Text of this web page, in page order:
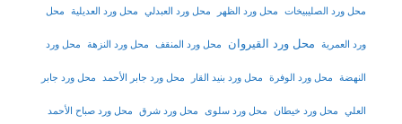
محل ورد الصليبيخات محل ورد الظهر محل ورد العبدلي محل ورد العديلية محل
ورد العمرية محل ورد القيروان محل ورد المنقف محل ورد النزهة محل ورد
النهضة محل ورد الوفرة محل ورد بنيد القار محل ورد جابر الأحمد محل ورد جابر
العلي محل ورد خيطان محل ورد سلوى محل ورد شرق محل ورد صباح الأحمد